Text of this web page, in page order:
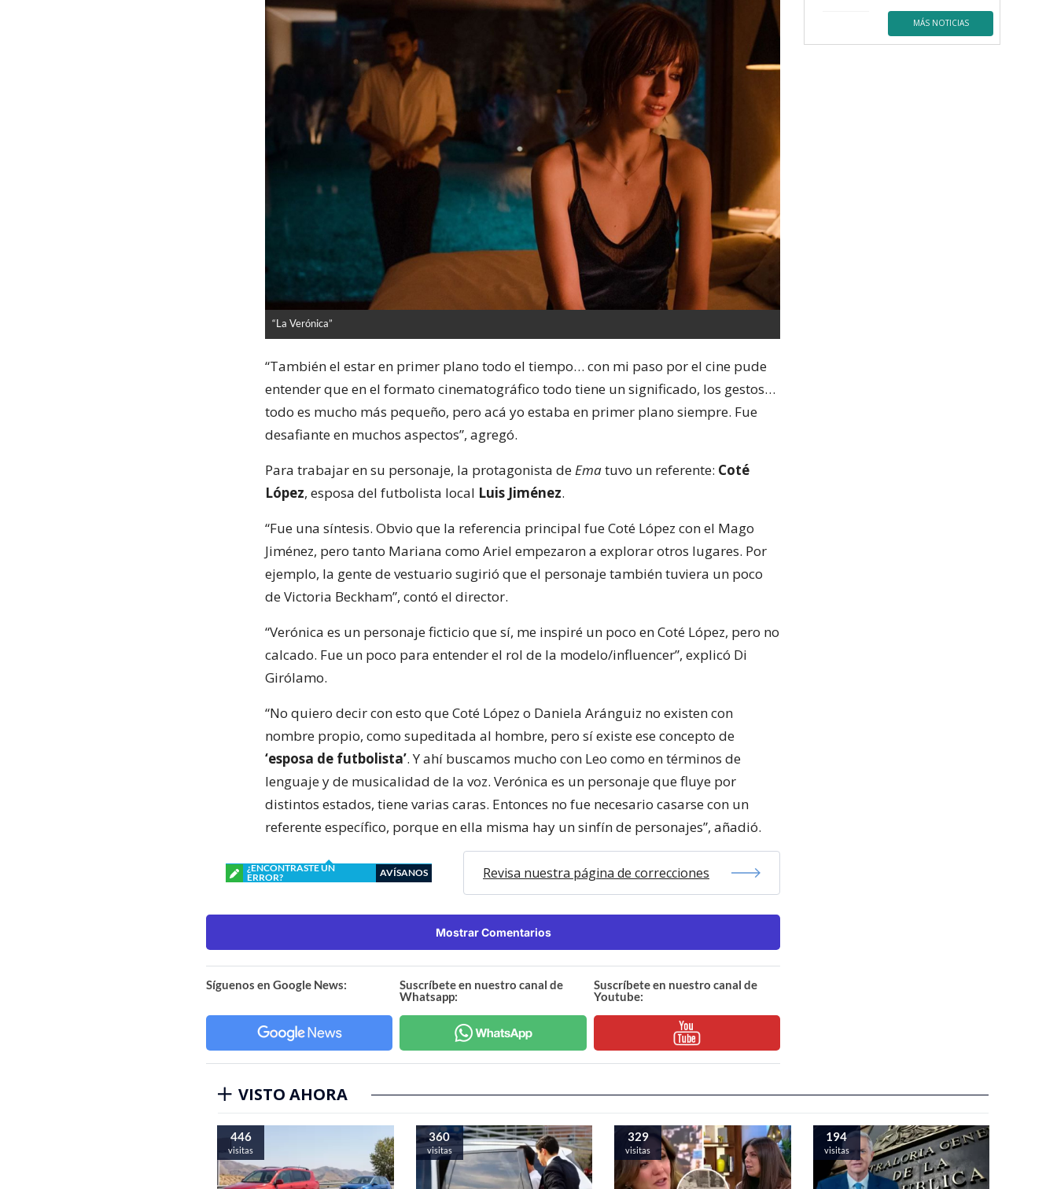
“La Verónica”
“También el estar en primer plano todo el tiempo… con mi paso por el cine pude
entender que en el formato cinematográfico todo tiene un significado, los gestos…
todo es mucho más pequeño, pero acá yo estaba en primer plano siempre. Fue
desafiante en muchos aspectos”, agregó.
Para trabajar en su personaje, la protagonista deEmatuvo un referente: Coté
López, esposa del futbolista local Luis Jiménez.
“Fue una síntesis. Obvio que la referencia principal fue Coté López con el Mago
Jiménez, pero tanto Mariana como Ariel empezaron a explorar otros lugares. Por
ejemplo, la gente de vestuario sugirió que el personaje también tuviera un poco
de Victoria Beckham”, contó el director.
“Verónica es un personaje ficticio que sí, me inspiré un poco en Coté López, pero no
calcado. Fue un poco para entender el rol de la modelo/influencer”, explicó Di
Girólamo.
“No quiero decir con esto que Coté López o Daniela Aránguiz no existen con
nombre propio, como supeditada al hombre, pero sí existe ese concepto de
‘esposa de futbolista’. Y ahí buscamos mucho con Leo como en términos de
lenguaje y de musicalidad de la voz. Verónica es un personaje que fluye por
distintos estados, tiene varias caras. Entonces no fue necesario casarse con un
referente específico, porque en ella misma hay un sinfín de personajes”, añadió.
¿ENCONTRASTE UN
ERROR?
AVÍSANOS Revisa nuestra página de correcciones
Mostrar Comentarios
Síguenos en Google News:
Suscríbete en nuestro canal de
Whatsapp:
Suscríbete en nuestro canal de
Youtube:
MÁS NOTICIAS
VISTO AHORA
446
visitas
360
visitas
329
visitas
194
visitas